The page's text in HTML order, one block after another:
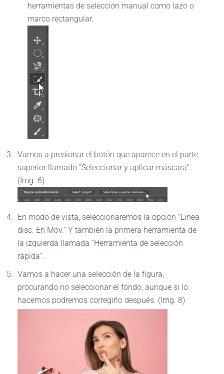
herramientas de selección manual como lazo o
marco rectangular.
Vamos a presionar el botón que aparece en el parte
superior llamado “Seleccionar y aplicar máscara”.
(Img. 6).
En modo de vista, seleccionaremos la opción “Linea
disc. En Mov.” Y también la primera herramienta de
la izquierda llamada “Herramienta de selección
rápida”.
Vamos a hacer una selección de la figura,
procurando no seleccionar el fondo, aunque si lo
hacemos podremos corregirlo después. (Img. 8)